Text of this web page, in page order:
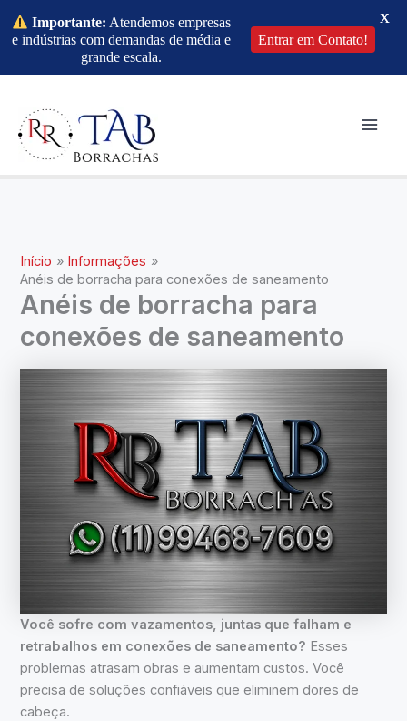
conteúdo
Início
Informações
Anéis de borracha para conexões de saneamento
Anéis de borracha para
conexões de saneamento
Você sofre com vazamentos, juntas que falham e
retrabalhos em conexões de saneamento? Esses
problemas atrasam obras e aumentam custos. Você
precisa de soluções confiáveis que eliminem dores de
cabeça.
Importante: Atendemos empresas
e indústrias com demandas de média e
grande escala.
Entrar em Contato!
X